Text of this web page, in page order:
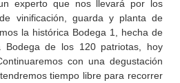
experto que nos llevará por los
vinificación, guarda y planta de
la histórica Bodega 1, hecha de
de los 120 patriotas, hoy
con una degustación
tiempo libre para recorrer